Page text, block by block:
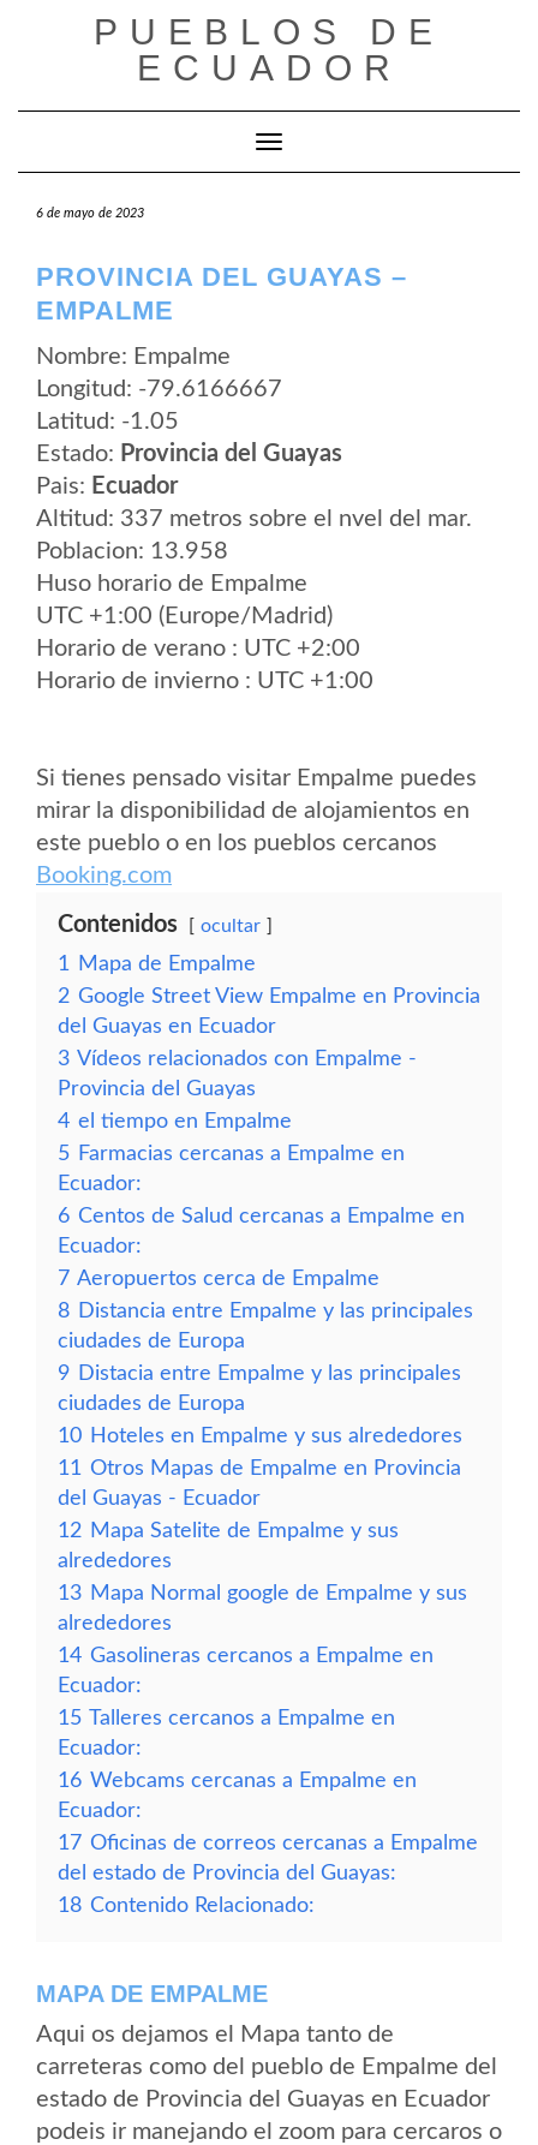
PUEBLOS DE
ECUADOR
Cambiar modo de navegación
6 de mayo de 2023
PROVINCIA DEL GUAYAS –
EMPALME
Nombre: Empalme
Longitud: -79.6166667
Latitud: -1.05
Estado: Provincia del Guayas
Pais: Ecuador
Altitud: 337 metros sobre el nvel del mar.
Poblacion: 13.958
Huso horario de Empalme
UTC +1:00 (Europe/Madrid)
Horario de verano : UTC +2:00
Horario de invierno : UTC +1:00
Si tienes pensado visitar Empalme puedes
mirar la disponibilidad de alojamientos en
este pueblo o en los pueblos cercanos
Booking.com
Contenidos ocultar
1
Mapa de Empalme
2 Google Street View Empalme en Provincia
del Guayas en Ecuador
3 Vídeos relacionados con Empalme -
Provincia del Guayas
4 el tiempo en Empalme
5 Farmacias cercanas a Empalme en
Ecuador:
6 Centos de Salud cercanas a Empalme en
Ecuador:
7 Aeropuertos cerca de Empalme
8 Distancia entre Empalme y las principales
ciudades de Europa
9 Distacia entre Empalme y las principales
ciudades de Europa
10 Hoteles en Empalme y sus alrededores
11 Otros Mapas de Empalme en Provincia
del Guayas - Ecuador
12 Mapa Satelite de Empalme y sus
alrededores
13 Mapa Normal google de Empalme y sus
alrededores
14 Gasolineras cercanos a Empalme en
Ecuador:
15 Talleres cercanos a Empalme en
Ecuador:
16 Webcams cercanas a Empalme en
Ecuador:
17 Oficinas de correos cercanas a Empalme
del estado de Provincia del Guayas:
18 Contenido Relacionado:
MAPA DE EMPALME
Aqui os dejamos el Mapa tanto de
carreteras como del pueblo de Empalme del
estado de Provincia del Guayas en Ecuador
podeis ir manejando el zoom para cercaros o